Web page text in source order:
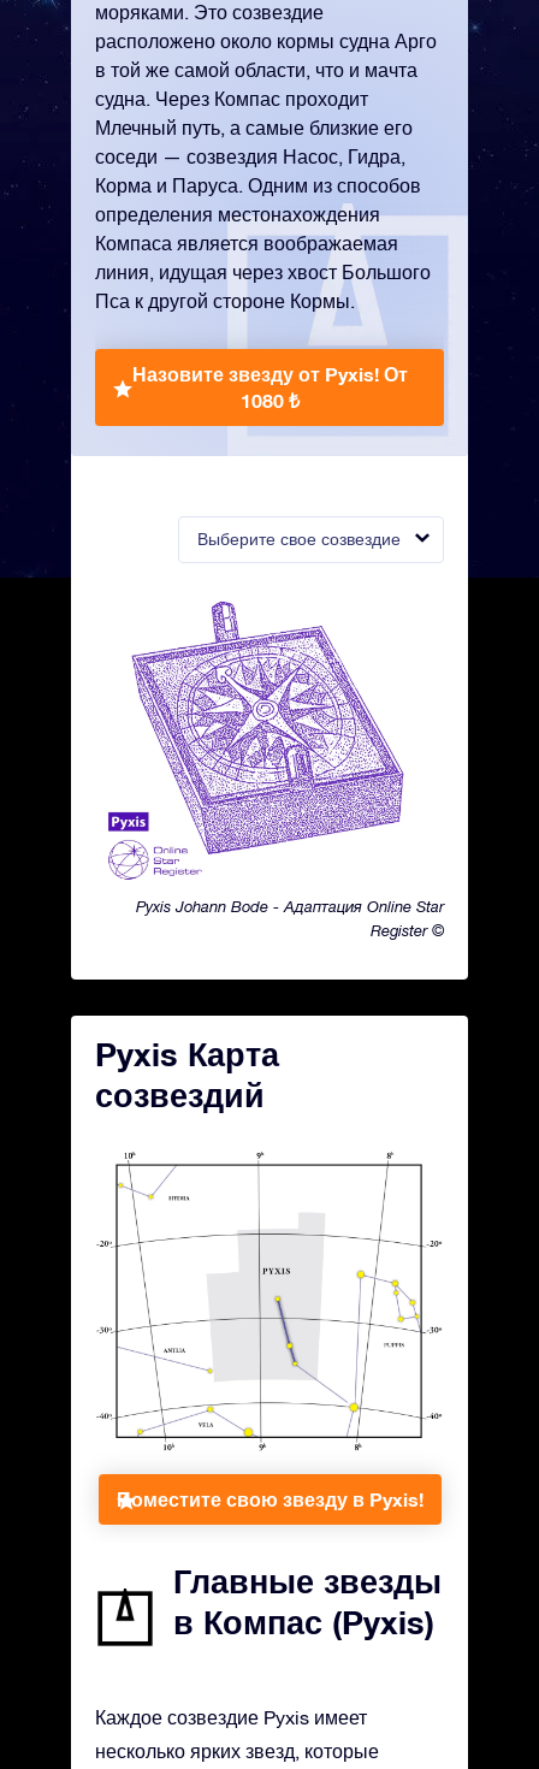
Выберите свое созвездие
Pyxis Johann Bode - Адаптация Online Star
Register ©
моряками. Это созвездие
расположено около кормы судна Арго
в той же самой области, что и мачта
судна. Через Компас проходит
Млечный путь, а самые близкие его
соседи — созвездия Насос, Гидра,
Корма и Паруса. Одним из способов
определения местонахождения
Компаса является воображаемая
линия, идущая через хвост Большого
Пса к другой стороне Кормы.
Назовите звезду от Pyxis! От
1080 ₺
Pyxis Карта
созвездий
Поместите свою звезду в Pyxis!
Главные звезды
в Компас (Pyxis)
Каждое созвездие Pyxis имеет
несколько ярких звезд, которые